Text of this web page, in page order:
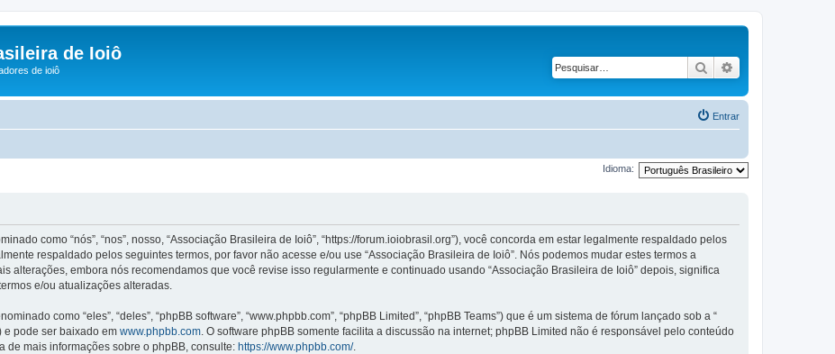
de Ioiô
de ioiô Pesquisar
Entrar
Idioma:
como “nós”, “nos”, nosso, “Associação Brasileira de Ioiô”, “https://forum.ioiobrasil.org”), você concorda em estar legalmente respaldado pelos
respaldado pelos seguintes termos, por favor não acesse e/ou use “Associação Brasileira de Ioiô”. Nós podemos mudar estes termos a
alterações, embora nós recomendamos que você revise isso regularmente e continuado usando “Associação Brasileira de Ioiô” depois, significa
e/ou atualizações alteradas.
como “eles”, “deles”, “phpBB software”, “www.phpbb.com”, “phpBB Limited”, “phpBB Teams”) que é um sistema de fórum lançado sob a “
e pode ser baixado em www.phpbb.com. O software phpBB somente facilita a discussão na internet; phpBB Limited não é responsável pelo conteúdo
de mais informações sobre o phpBB, consulte: https://www.phpbb.com/.